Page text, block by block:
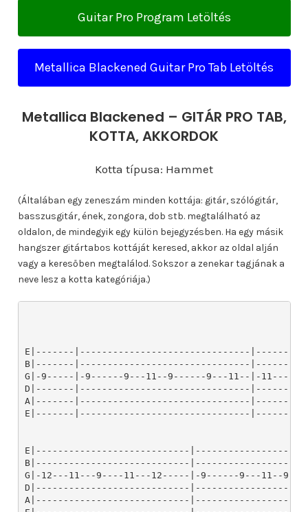
Guitar Pro Program Letöltés
Metallica Blackened Guitar Pro Tab Letöltés
Metallica Blackened – GITÁR PRO TAB,
KOTTA, AKKORDOK
Kotta típusa: Hammet
(Általában egy zeneszám minden kottája: gitár, szólógitár,
basszusgitár, ének, zongora, dob stb. megtalálható az
oldalon, de mindegyik egy külön bejegyzésben. Ha egy másik
hangszer gitártabos kottáját keresed, akkor az oldal alján
vagy a keresőben megtalálod. Sokszor a zenekar tagjának a
neve lesz a kotta kategóriája.)
E|-------|-------------------------------
B|-------|-------------------------------
G|-9-----|-9------9---11--9------9---11--|-11----
D|-------|-------------------------------
A|-------|-------------------------------
E|-------|-------------------------------
E|----------------------------
B|----------------------------
G|-12---11---9----11---12-----|-9------9---11--
D|----------------------------
A|----------------------------